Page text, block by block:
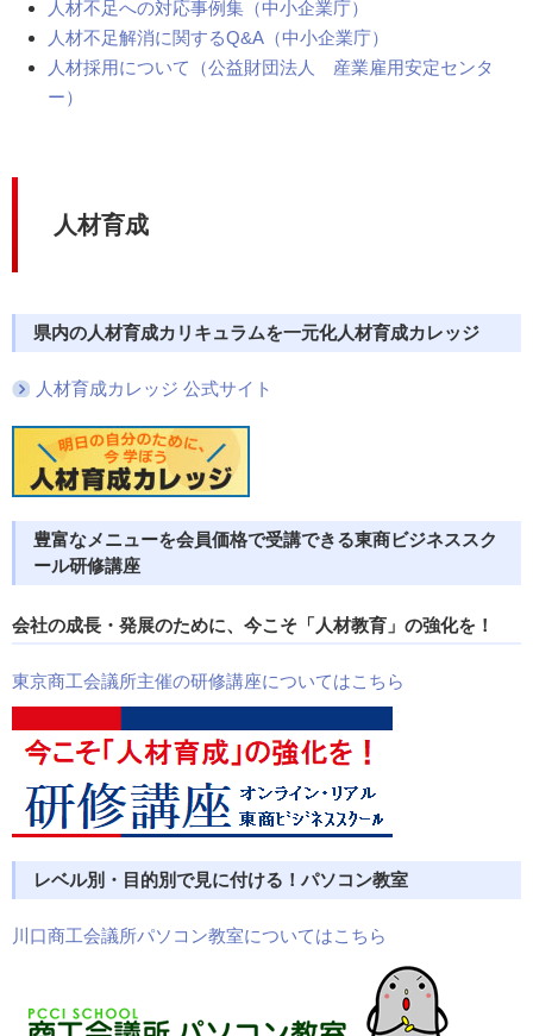
人材不足への対応事例集（中小企業庁）
人材不足解消に関するQ&A（中小企業庁）
人材採用について（公益財団法人 産業雇用安定センタ
ー）
人材育成
県内の人材育成カリキュラムを一元化人材育成カレッジ
人材育成カレッジ 公式サイト
豊富なメニューを会員価格で受講できる東商ビジネススク
ール研修講座
会社の成長・発展のために、今こそ「人材教育」の強化を！
東京商工会議所主催の研修講座についてはこちら
レベル別・目的別で見に付ける！ パソコン教室
川口商工会議所パソコン教室についてはこちら